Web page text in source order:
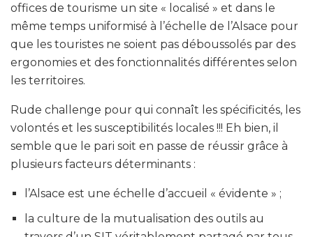
offices de tourisme un site « localisé » et dans le
même temps uniformisé à l’échelle de l’Alsace pour
que les touristes ne soient pas déboussolés par des
ergonomies et des fonctionnalités différentes selon
les territoires.
Rude challenge pour qui connaît les spécificités, les
volontés et les susceptibilités locales !!! Eh bien, il
semble que le pari soit en passe de réussir grâce à
plusieurs facteurs déterminants :
l’Alsace est une échelle d’accueil « évidente » ;
la culture de la mutualisation des outils au